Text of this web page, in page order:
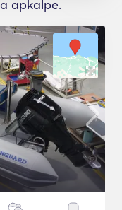
apkalpe.